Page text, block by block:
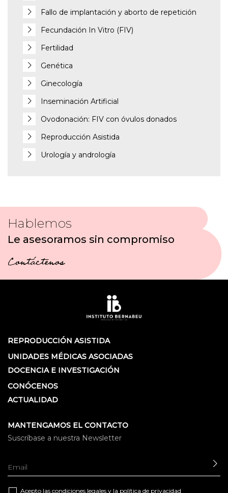
Fallo de implantación y aborto de repetición
Fecundación In Vitro (FIV)
Fertilidad
Genética
Ginecología
Inseminación Artificial
Ovodonación: FIV con óvulos donados
Reproducción Asistida
Urología y andrología
Hablemos
Le asesoramos sin compromiso
Contáctenos
REPRODUCCIÓN ASISTIDA
UNIDADES MÉDICAS ASOCIADAS
DOCENCIA E INVESTIGACIÓN
CONÓCENOS
ACTUALIDAD
MANTENGAMOS EL CONTACTO
Suscríbase a nuestra Newsletter
Acepto las condiciones legales y la política de privacidad